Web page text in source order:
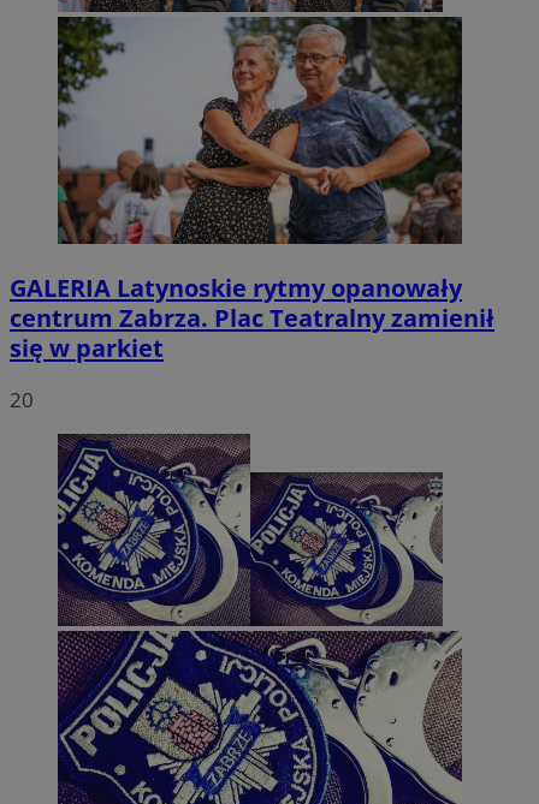
GALERIA Latynoskie rytmy opanowały
centrum Zabrza. Plac Teatralny zamienił
się w parkiet
20